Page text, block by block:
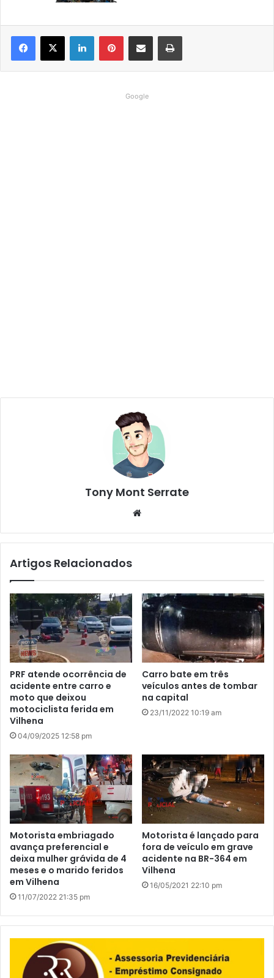
Google
Tony Mont Serrate
te
Artigos Relacionados
PRF atende ocorrência de
acidente entre carro e
moto que deixou
motociclista ferida em
Vilhena
04/09/2025 12:58 pm
Carro bate em três
veículos antes de tombar
na capital
23/11/2022 10:19 am
Motorista embriagado
avança preferencial e
deixa mulher grávida de 4
meses e o marido feridos
em Vilhena
11/07/2022 21:35 pm
Motorista é lançado para
fora de veículo em grave
acidente na BR-364 em
Vilhena
16/05/2021 22:10 pm